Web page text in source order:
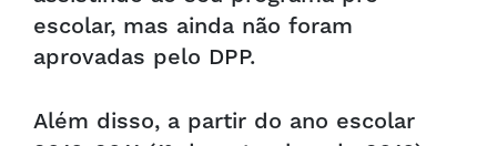
escolar, mas ainda não foram
aprovadas pelo DPP.
Além disso, a partir do ano escolar